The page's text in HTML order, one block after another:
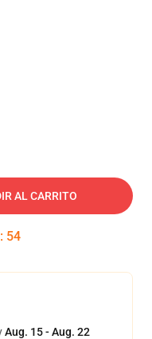
AL CARRITO
: 54
Aug. 15 - Aug. 22